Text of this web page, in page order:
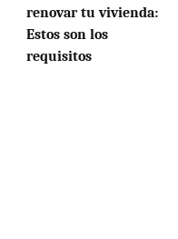
renovar tu vivienda:
Estos son los
requisitos